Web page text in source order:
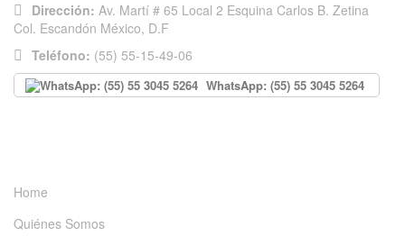
Dirección: Av. Martí # 65 Local 2 Esquina Carlos B. Zetina
Col. Escandón México, D.F
Teléfono: (55) 55-15-49-06
WhatsApp: (55) 55 3045 5264
Home
Quiénes Somos